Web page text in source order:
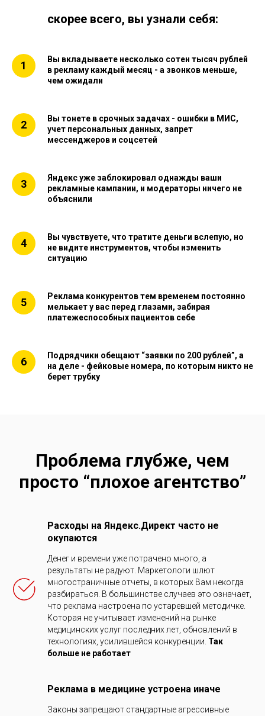
скорее всего, вы узнали себя:
Вы вкладываете несколько сотен тысяч рублей
в рекламу каждый месяц - а звонков меньше,
чем ожидали
Вы тонете в срочных задачах - ошибки в МИС,
учет персональных данных, запрет
мессенджеров и соцсетей
Яндекс уже заблокировал однажды ваши
рекламные кампании, и модераторы ничего не
объяснили
Вы чувствуете, что тратите деньги вслепую, но
не видите инструментов, чтобы изменить
ситуацию
Реклама конкурентов тем временем постоянно
мелькает у вас перед глазами, забирая
платежеспособных пациентов себе
Подрядчики обещают “заявки по 200 рублей”, а
на деле - фейковые номера, по которым никто не
берет трубку
Проблема глубже, чем
просто “плохое агентство”
Расходы на Яндекс.Директ часто не
окупаются
Денег и времени уже потрачено много, а
результаты не радуют. Маркетологи шлют
многостраничные отчеты, в которых Вам некогда
разбираться. В большинстве случаев это означает,
что реклама настроена по устаревшей методичке.
Которая не учитывает изменений на рынке
медицинских услуг последних лет, обновлений в
технологиях, усилившейся конкуренции. Так
больше не работает
Реклама в медицине устроена иначе
Законы запрещают стандартные агрессивные